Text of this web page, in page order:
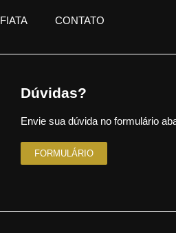
FIATA CONTATO
Dúvidas?
Envie sua dúvida no formulário
FORMULÁRIO